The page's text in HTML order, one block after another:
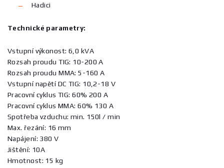
Hadici
Technické parametry:
Vstupní výkonost: 6,0 kVA
Rozsah proudu TIG: 10-200 A
Rozsah proudu MMA: 5-160 A
Vstupní napětí DC TIG: 10,2-18 V
Pracovní cyklus TIG: 60% 200 A
Pracovní cyklus MMA: 60% 130 A
Spotřeba vzduchu: min. 150l / min
Max. řezání: 16 mm
Napájení: 380 V
Jištění: 10A
Hmotnost: 15 kg